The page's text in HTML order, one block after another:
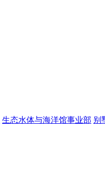
生态水体与海洋馆事业部 别